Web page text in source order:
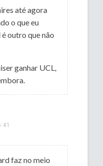
até agora
o que eu
outro que não
ganhar UCL,
faz no meio